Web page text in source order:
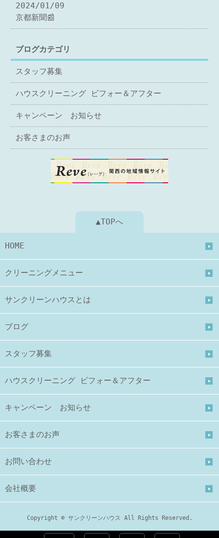
2024/01/09
京都新聞📰
ブログカテゴリ
スタッフ募集
ハウスクリーニング ビフォー＆アフター
キャンペーン お知らせ
お客さまのお声
▲TOPへ
HOME
クリーニングメニュー
サンクリーンハウスとは
ブログ
スタッフ募集
ハウスクリーニング ビフォー＆アフター
キャンペーン お知らせ
お客さまのお声
お問い合わせ
会社概要
Copyright © サンクリーンハウス All Rights Reserved.